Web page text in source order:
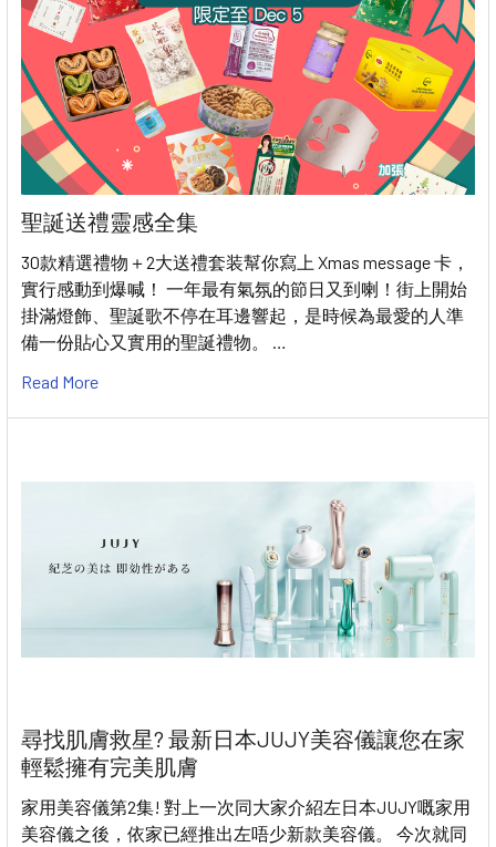
聖誕送禮靈感全集
30款精選禮物＋2大送禮套装幫你寫上 Xmas message 卡，
實行感動到爆喊！ 一年最有氣氛的節日又到喇！街上開始
掛滿燈飾、聖誕歌不停在耳邊響起，是時候為最愛的人準
備一份貼心又實用的聖誕禮物。 …
Read More
尋找肌膚救星? 最新日本JUJY美容儀讓您在家
輕鬆擁有完美肌膚
家用美容儀第2集! 對上一次同大家介紹左日本JUJY嘅家用
美容儀之後，依家已經推出左唔少新款美容儀。 今次就同